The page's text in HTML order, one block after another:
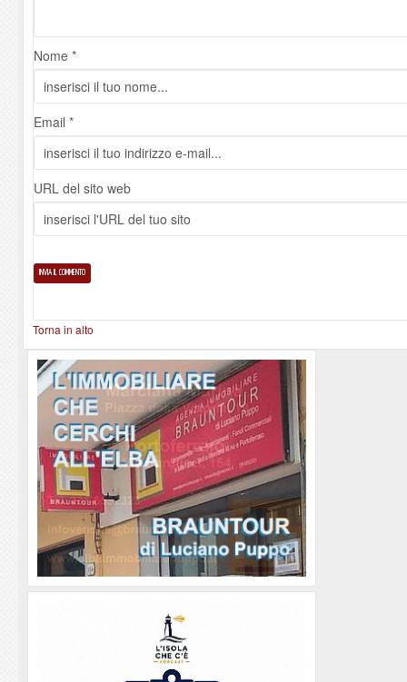
Nome *
Email *
URL del sito web
Torna in alto